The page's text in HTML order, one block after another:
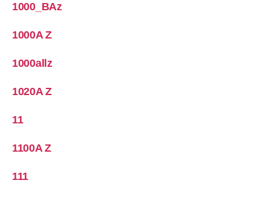
1000_BAz
1000A Z
1000allz
1020A Z
11
1100A Z
111